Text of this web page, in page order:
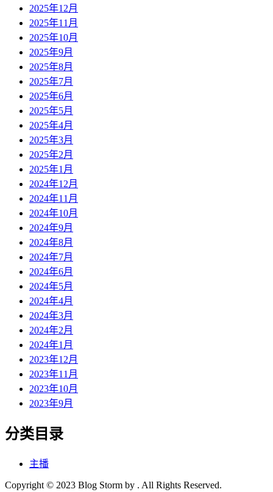
2025年12月
2025年11月
2025年10月
2025年9月
2025年8月
2025年7月
2025年6月
2025年5月
2025年4月
2025年3月
2025年2月
2025年1月
2024年12月
2024年11月
2024年10月
2024年9月
2024年8月
2024年7月
2024年6月
2024年5月
2024年4月
2024年3月
2024年2月
2024年1月
2023年12月
2023年11月
2023年10月
2023年9月
分类目录
主播
Copyright © 2023 Blog Storm by . All Rights Reserved.